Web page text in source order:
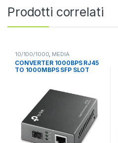
Prodotti correlati
10/100/1000 MEDIA
CONVERTER,NETWORKING
CONVERTER 1000BPS RJ45
TO 1000MBPS SFP SLOT